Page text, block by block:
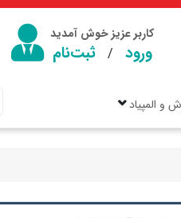
کاربر عزیز خوش آمدید
ورود /ثبت‌نام
و المپیاد